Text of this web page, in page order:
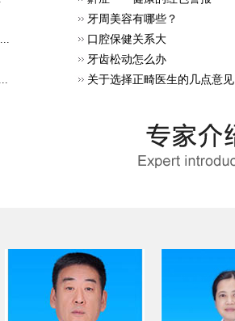
牙周美容有哪些？
口腔保健关系大
牙齿松动怎么办
关于选择正畸医生的几点意见